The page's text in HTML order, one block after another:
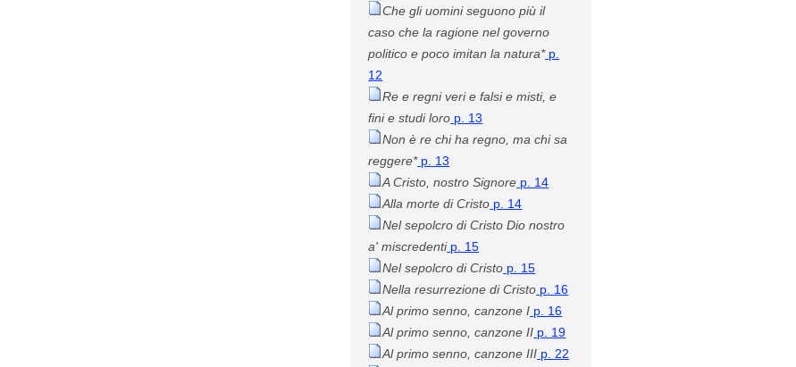
Che gli uomini seguono più il
caso che la ragione nel governo
politico e poco imitan la natura*p.
12
Re e regni veri e falsi e misti, e
fini e studi loro p. 13
Non è re chi ha regno, ma chi sa
reggere*p. 13
A Cristo, nostro Signore p. 14
Alla morte di Cristo p. 14
Nel sepolcro di Cristo Dio nostro
a' miscredentip. 15
Nel sepolcro di Cristo p. 15
Nella resurrezione di Cristo p. 16
Al primo senno, canzone I p. 16
Al primo senno, canzone II p. 19
Al primo senno, canzone III p. 22